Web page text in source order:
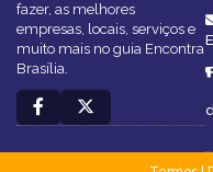
fazer, as melhores
empresas, locais, serviços e
muito mais no guia Encontra
Brasília.